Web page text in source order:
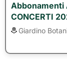
Abbonamenti
CONCERTI
Giardino